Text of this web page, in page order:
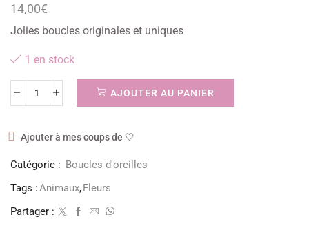
14,00€
Jolies boucles originales et uniques
1 en stock
AJOUTER AU PANIER
Ajouter à mes coups de 🤍
Catégorie : Boucles d'oreilles
Tags :Animaux,Fleurs
Partager :